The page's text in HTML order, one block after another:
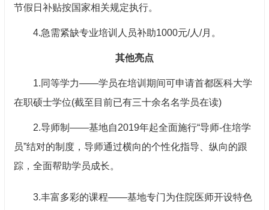
节假日补贴按国家相关规定执行。
4.急需紧缺专业培训人员补助1000元/人/月。
其他亮点
1.同等学力——学员在培训期间可申请首都医科大学
在职硕士学位(截至目前已有三十余名名学员在读)
2.导师制——基地自2019年起全面施行“导师-住培学
员”结对的制度，导师通过横向的个性化指导、纵向的跟
踪，全面帮助学员成长。
3.丰富多彩的课程——基地专门为住院医师开设特色